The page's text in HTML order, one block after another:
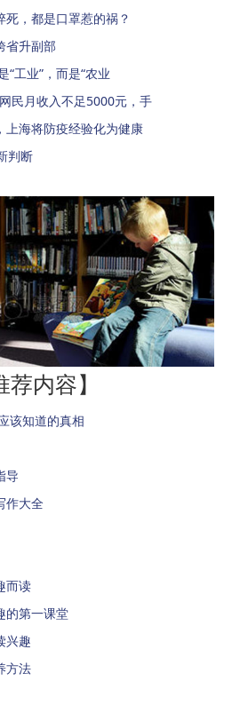
，都是口罩惹的祸？
省升副部
“工业”，而是“农业
民月收入不足5000元，手
上海将防疫经验化为健康
判断
荐内容】
该知道的真相
导
作大全
而读
的第一课堂
兴趣
方法